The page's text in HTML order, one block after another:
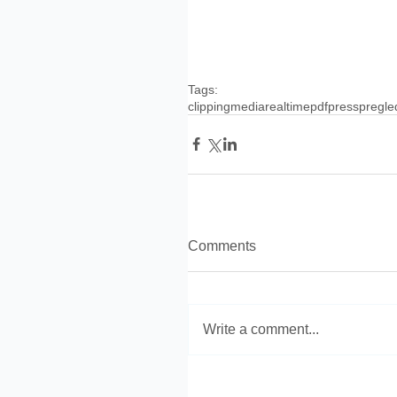
Tags:
clippingmediarealtimepdfpress
Comments
Write a comment...